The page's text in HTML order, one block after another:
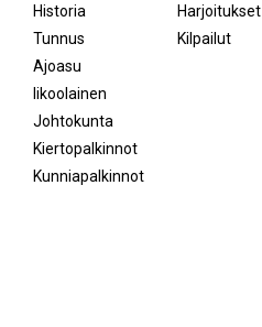
Historia
Tunnus
Ajoasu
Iikoolainen
Johtokunta
Kiertopalkinnot
Kunniapalkinnot
Harjoitukset
Kilpailut